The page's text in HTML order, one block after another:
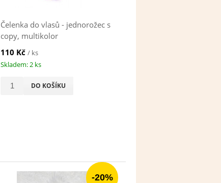
Čelenka do vlasů - jednorožec s
copy, multikolor
110 Kč/ ks
Skladem: 2 ks
DO KOŠÍKU
-20%